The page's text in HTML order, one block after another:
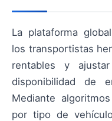
La plataforma global
los transportistas
rentables y
disponibilidad de
Mediante
por tipo de